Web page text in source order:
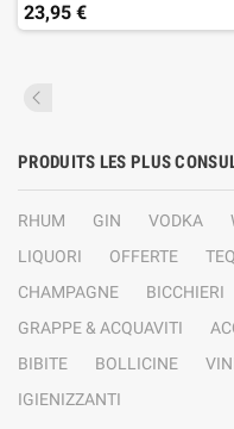
23,95 €
PRODUITS LES PLUS
RHUM GIN VODKA
LIQUORI
OFFERTE
CHAMPAGNE
BICCHIERI
GRAPPE & ACQUAVITI
BIBITE
BOLLICINE
IGIENIZZANTI